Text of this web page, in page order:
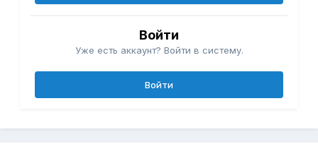
Войти
Уже есть аккаунт? Войти в систему.
Войти